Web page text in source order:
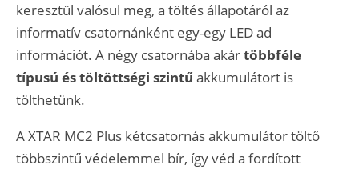
keresztül valósul meg, a töltés állapotáról az
informatív csatornánként egy-egy LED ad
információt. A négy csatornába akártöbbféle
típusú és töltöttségi szintű akkumulátort is
tölthetünk.
A XTAR MC2 Plus kétcsatornás akkumulátor töltő
többszintű védelemmel bír, így véd a fordított